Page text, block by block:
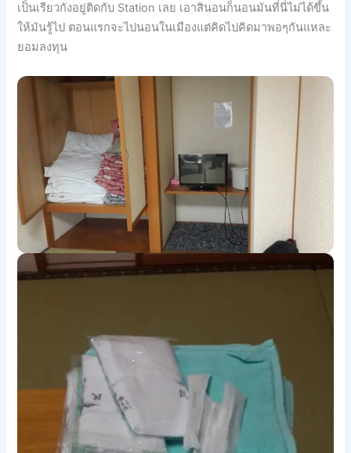
เป็นเรียวกังอยู่ติดกับ Station เลย เอาสินอนก็นอนมันที่นี่ไม่ได้ขึ้น
ให้มันรู้ไป ตอนแรกจะไปนอนในเมืองแต่คิดไปคิดมาพอๆกันแหละ
ยอมลงทุน